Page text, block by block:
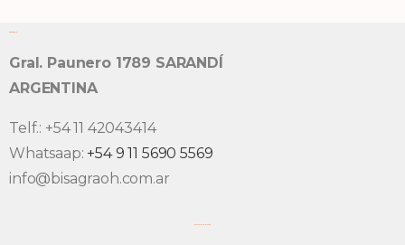
Gral. Paunero 1789 SARANDÍ
ARGENTINA
Telf.: +54 11 42043414
Whatsaap:+54 9 11 5690 5569
info@bisagraoh.com.ar